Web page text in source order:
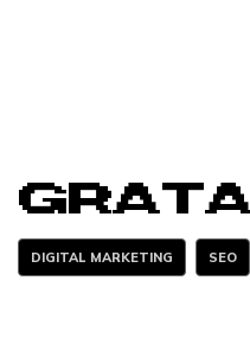
GRATA
DIGITAL MARKETING SEO